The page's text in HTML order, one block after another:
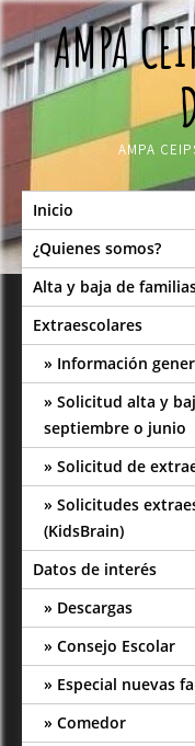
Skip
to
contentAMPA
AMPA
Inicio
¿Quienes somos?
Alta y baja de
Extraescolares
Información
Solicitud alta y
septiembre o junio
Solicitud de
Solicitudes
(KidsBrain)
Datos de interés
Descargas
Consejo Escolar
Especial nuevas
Comedor